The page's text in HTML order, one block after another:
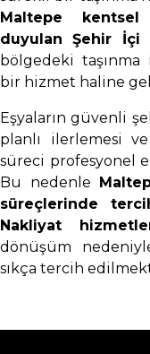
Maltepe
duyulan Şehir İçi
bölgedeki
bir hizmet haline
Eşyaların güvenli
planlı ilerlemesi
süreci profesyonel
Bu nedenle
süreçlerinde
Nakliyat
dönüşüm
sıkça tercih